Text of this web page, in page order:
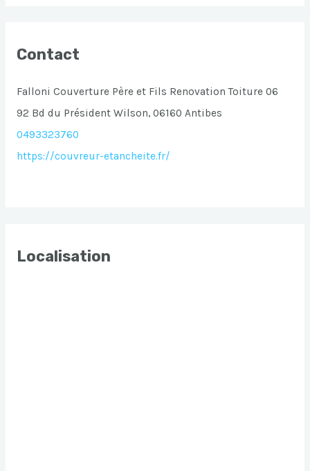
Contact
Falloni Couverture Père et Fils Renovation Toiture 06
92 Bd du Président Wilson, 06160 Antibes
0493323760
https://couvreur-etancheite.fr/
Localisation